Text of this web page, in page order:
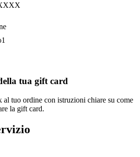
1
tua gift card
tuo ordine con istruzioni chiare su come
la gift card.